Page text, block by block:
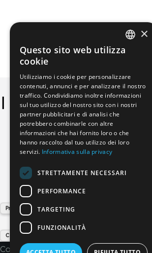
Via L.Zecchetto n.1 – ZI La
30029 San Stino di Livenza
+39 0421 290378
info@imperial-line.com
Privacy Policy
Cookie Policy
Copyright © 2026 - IMPERIAL LINE
ENGLISH
FRENCH
×
Questo sito web utilizza
cookie
Utilizziamo i cookie per personalizzare
contenuti, annunci e per analizzare il nostro
traffico. Condividiamo inoltre informazioni
sul tuo utilizzo del nostro sito con i nostri
partner pubblicitari e di analisi che
potrebbero combinarle con altre
informazioni che hai fornito loro o che
hanno raccolto dal tuo utilizzo dei loro
servizi. Informativa sulla privacy
STRETTAMENTE NECESSARI
PERFORMANCE
TARGETING
FUNZIONALITÀ